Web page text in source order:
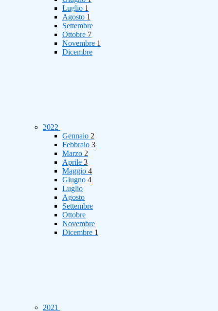
Luglio 1
Agosto 1
Settembre
Ottobre 7
Novembre 1
Dicembre
2022
Gennaio 2
Febbraio 3
Marzo 2
Aprile 3
Maggio 4
Giugno 4
Luglio
Agosto
Settembre
Ottobre
Novembre
Dicembre 1
2021